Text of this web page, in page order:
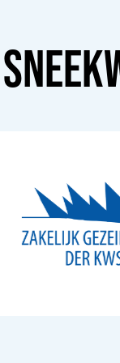
SNEEK